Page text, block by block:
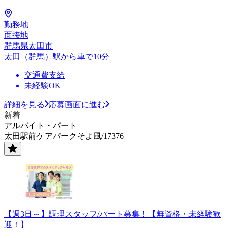
勤務地
面接地
群馬県太田市
太田（群馬）駅から車で10分
交通費支給
未経験OK
詳細を見る
応募画面に進む
新着
アルバイト・パート
太田駅前ケアパークそよ風/17376
【週3日～】調理スタッフ/パート募集！【無資格・未経験歓
迎！】